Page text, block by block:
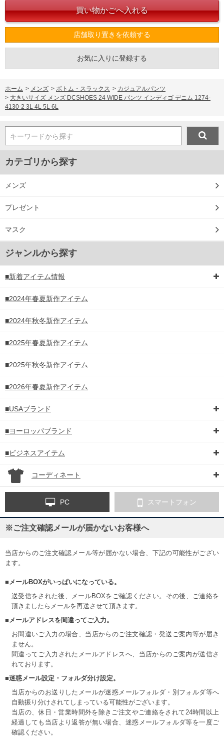
店舗取り置きを依頼する
お気に入りに登録する
ホーム > メンズ > ボトム・スラックス > カジュアルパンツ
> 大きいサイズ メンズ DCSHOES 24 WIDE パンツ インディゴ デニム 1274-
4130-2 3L 4L 5L 6L
キーワードから探す
カテゴリから探す
メンズ
プレゼント
マスク
ジャンルから探す
■新着アイテム情報
■2024年春夏新作アイテム
■2024年秋冬新作アイテム
■2025年春夏新作アイテム
■2025年秋冬新作アイテム
■2026年春夏新作アイテム
■USAブランド
■ヨーロッパブランド
■ビジネスアイテム
コーディネート
PC スマートフォン
※ご注文確認メールが届かないお客様へ
当店からのご注文確認メール等が届かない場合、下記の可能性がござい
ます。
■メールBOXがいっぱいになっている。
送受信をされた後、メールBOXをご確認ください。その後、ご連絡を
頂きましたらメールを再送させて頂きます。
■メールアドレスを間違ってご入力。
お間違いご入力の場合、当店からのご注文確認・発送ご案内等が届き
ません。
間違ってご入力されたメールアドレスへ、当店からのご案内が送信さ
れております。
■迷惑メール設定・フォルダ分け設定。
当店からのお送りしたメールが迷惑メールフォルダ・別フォルダ等へ
自動振り分けされてしまっている可能性がございます。
当店の、休日・営業時間外を除きご注文やご連絡をされて24時間以上
経過しても当店より返答が無い場合、迷惑メールフォルダ等を一度ご
確認ください。